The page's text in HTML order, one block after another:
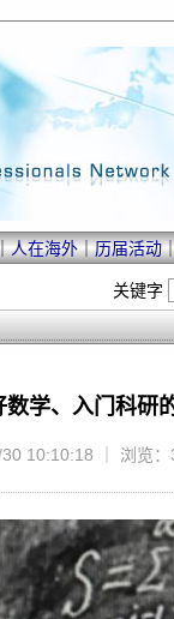
人在海外｜历届活动
关键字
学、入门科研
10:10:18 ｜ 浏览